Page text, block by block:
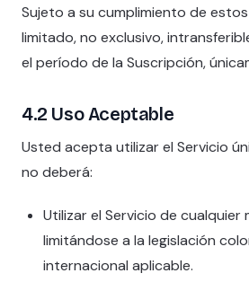
Sujeto a su cumplimiento de
limitado, no exclusivo,
el período de la Suscripción,
4.2 Uso Aceptable
Usted acepta utilizar el Servicio
no deberá:
Utilizar el Servicio de
limitándose a la legislación
internacional aplicable.